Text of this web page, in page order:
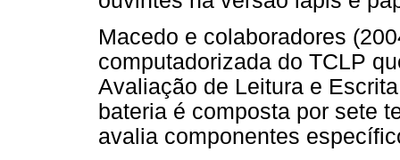
Macedo e colaboradores
computadorizada do TCLP
Avaliação de Leitura e
bateria é composta por sete
avalia componentes